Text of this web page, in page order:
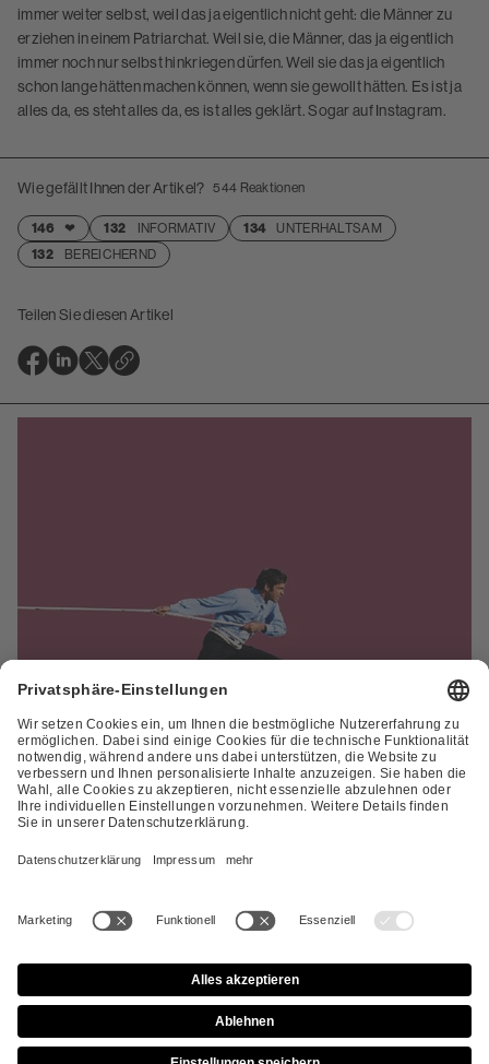
immer weiter selbst, weil das ja eigentlich nicht geht: die Männer zu
erziehen in einem Patriarchat. Weil sie, die Männer, das ja eigentlich
immer noch nur selbst hinkriegen dürfen. Weil sie das ja eigentlich
schon lange hätten machen können, wenn sie gewollt hätten. Es ist ja
alles da, es steht alles da, es ist alles geklärt. Sogar auf Instagram.
Wie gefällt Ihnen der Artikel? 544 Reaktionen
146 ❤ 132 INFORMATIV 134
UNTERHALTSAM
132
BEREICHERND
Teilen Sie diesen Artikel
ZUR ÜBERSICHT
Zurück
Apollon-Dossier Dossier Geschlechterkampf
Cookie-Einstellungen
Impressum